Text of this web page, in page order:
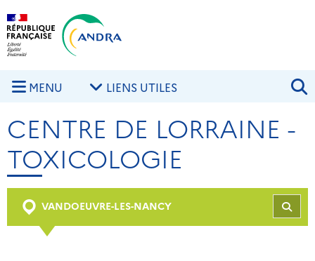
Aller au contenu principal
MENU LIENS UTILES
CENTRE DE LORRAINE -
TOXICOLOGIE
VANDOEUVRE-LES-NANCY